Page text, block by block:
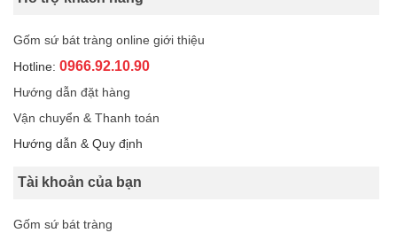
Gốm sứ bát tràng online giới thiệu
Hotline: 0966.92.10.90
Hướng dẫn đặt hàng
Vận chuyển & Thanh toán
Hướng dẫn & Quy định
Tài khoản của bạn
Gốm sứ bát tràng